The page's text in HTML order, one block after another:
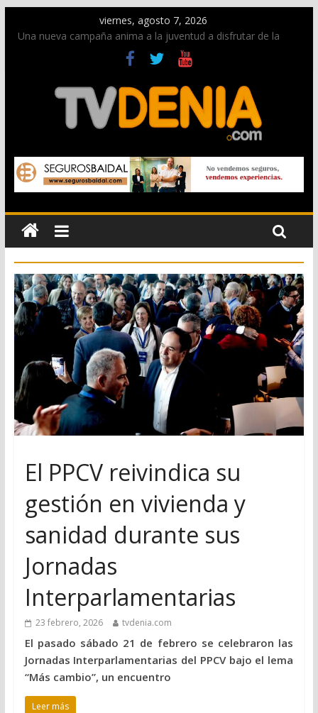
viernes, agosto 7, 2026
Una nueva campaña anima a la juventud a disfrutar de la
Paco Adsuar dona al Arxiu de Dénia más de 50.000 imágenes
de la memoria visual de la ciudad
La Entraeta Festera llena de ambiente la calle Marqués de
Campo con la recepción a la Capitanía Cristiana
El XII Festival de Jazz de Dénia reunirá durante agosto a
figuras nacionales e internacionales en los Jardins de
Torrecremada
Los Moros y Cristianos 2026 reciben las llaves de la ciudad y
dan inicio a las fiestas en Dénia
El PPCV reivindica su
gestión en vivienda y
sanidad durante sus
Jornadas
Interparlamentarias
23 febrero, 2026 tvdenia.com
El pasado sábado 21 de febrero se celebraron las
Jornadas Interparlamentarias del PPCV bajo el lema
“Más cambio”, un encuentro
Leer más